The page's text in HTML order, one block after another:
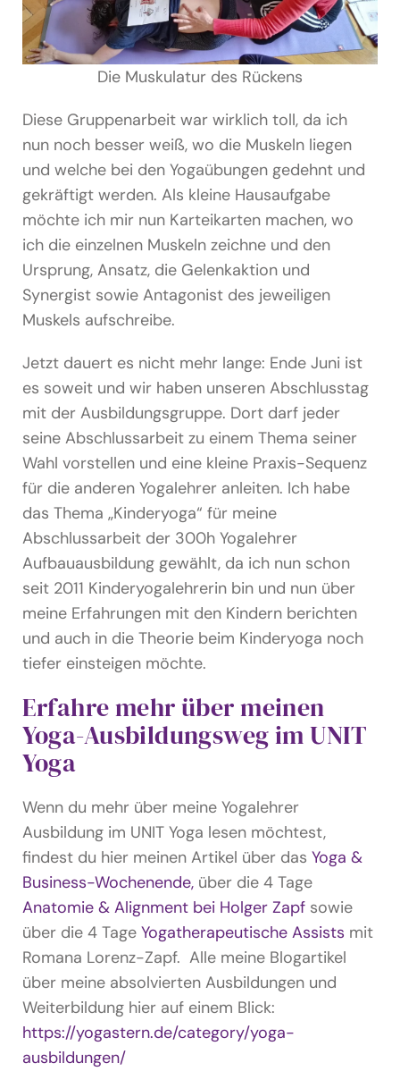
Die Muskulatur des Rückens
Diese Gruppenarbeit war wirklich toll, da ich
nun noch besser weiß, wo die Muskeln liegen
und welche bei den Yogaübungen gedehnt und
gekräftigt werden. Als kleine Hausaufgabe
möchte ich mir nun Karteikarten machen, wo
ich die einzelnen Muskeln zeichne und den
Ursprung, Ansatz, die Gelenkaktion und
Synergist sowie Antagonist des jeweiligen
Muskels aufschreibe.
Jetzt dauert es nicht mehr lange: Ende Juni ist
es soweit und wir haben unseren Abschlusstag
mit der Ausbildungsgruppe. Dort darf jeder
seine Abschlussarbeit zu einem Thema seiner
Wahl vorstellen und eine kleine Praxis-Sequenz
für die anderen Yogalehrer anleiten. Ich habe
das Thema „Kinderyoga“ für meine
Abschlussarbeit der 300h Yogalehrer
Aufbauausbildung gewählt, da ich nun schon
seit 2011 Kinderyogalehrerin bin und nun über
meine Erfahrungen mit den Kindern berichten
und auch in die Theorie beim Kinderyoga noch
tiefer einsteigen möchte.
Erfahre mehr über meinen
Yoga-Ausbildungsweg im UNIT
Yoga
Wenn du mehr über meine Yogalehrer
Ausbildung im UNIT Yoga lesen möchtest,
findest du hier meinen Artikel über das Yoga &
Business-Wochenende,über die 4 Tage
Anatomie & Alignment bei Holger Zapfsowie
über die 4 Tage Yogatherapeutische Assists mit
Romana Lorenz-Zapf. Alle meine Blogartikel
über meine absolvierten Ausbildungen und
Weiterbildung hier auf einem Blick:
https://yogastern.de/category/yoga-
ausbildungen/